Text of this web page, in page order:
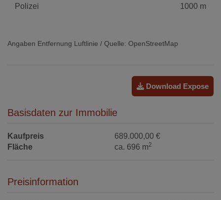
Polizei
1000 m
Angaben Entfernung Luftlinie / Quelle: OpenStreetMap
Download Expose
Basisdaten zur Immobilie
Kaufpreis
689.000,00 €
Fläche
ca. 696 m2
Preisinformation